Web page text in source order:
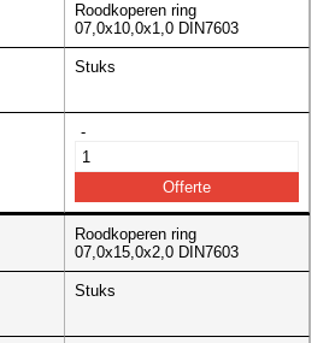
Roodkoperen ring
07,0x10,0x1,0 DIN7603
Stuks
-
Roodkoperen ring
07,0x15,0x2,0 DIN7603
Stuks